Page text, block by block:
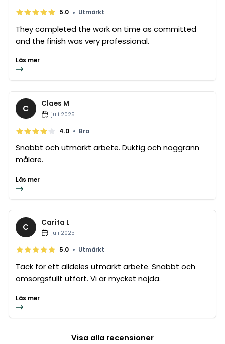
5.0 • Utmärkt
They completed the work on time as committed
and the finish was very professional.
Läs mer
C Claes M
juli 2025
4.0 • Bra
Snabbt och utmärkt arbete. Duktig och noggrann
målare.
Läs mer
C Carita L
juli 2025
5.0 • Utmärkt
Tack för ett alldeles utmärkt arbete. Snabbt och
omsorgsfullt utfört. Vi är mycket nöjda.
Läs mer
Visa alla recensioner